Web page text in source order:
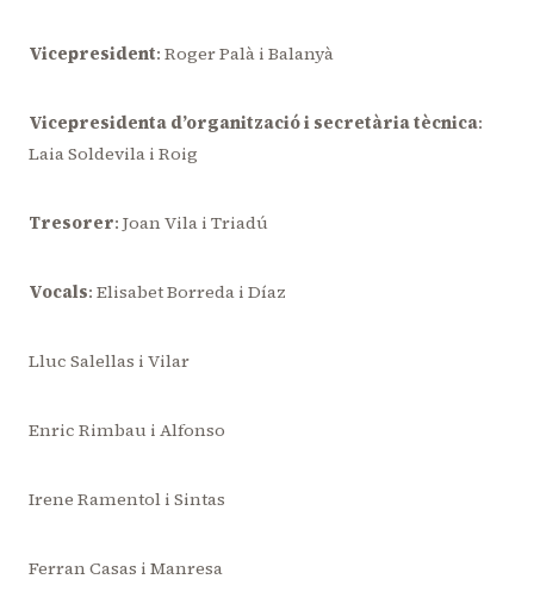
Vicepresident: Roger Palà i Balanyà
Vicepresidenta d’organització i secretària tècnica:
Laia Soldevila i Roig
Tresorer: Joan Vila i Triadú
Vocals: Elisabet Borreda i Díaz
Lluc Salellas i Vilar
Enric Rimbau i Alfonso
Irene Ramentol i Sintas
Ferran Casas i Manresa